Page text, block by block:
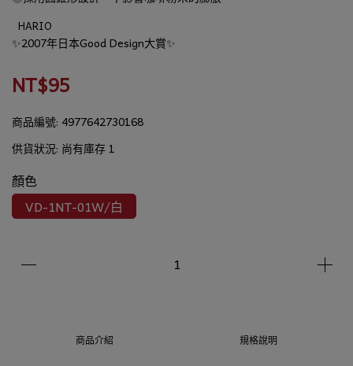
HARIO
✨2007年日本Good Design大賞✨
NT$95
商品編號: 4977642730168
供貨狀況: 尚有庫存 1
顏色
VD-1NT-01W/白
商品介紹 規格說明